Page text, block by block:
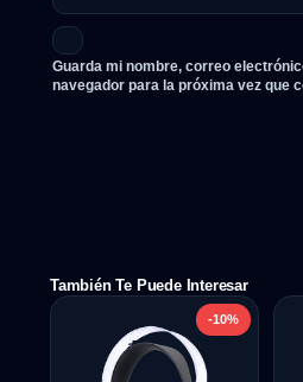
Guarda mi nombre, correo
navegador para la próxima vez que
También Te Puede Interesar
-10%